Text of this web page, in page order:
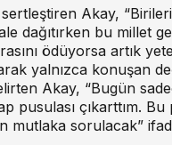
sertleştiren Akay,
dağıtırken bu millet
ödüyorsa artık
yalnızca konuşan
Akay, “Bugün
pusulası çıkarttım. Bu
mutlaka sorulacak”